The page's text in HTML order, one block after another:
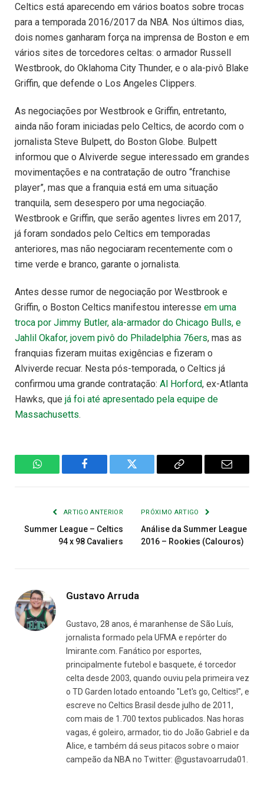
Celtics está aparecendo em vários boatos sobre trocas
para a temporada 2016/2017 da NBA. Nos últimos dias,
dois nomes ganharam força na imprensa de Boston e em
vários sites de torcedores celtas: o armador Russell
Westbrook, do Oklahoma City Thunder, e o ala-pivô Blake
Griffin, que defende o Los Angeles Clippers.
As negociações por Westbrook e Griffin, entretanto,
ainda não foram iniciadas pelo Celtics, de acordo com o
jornalista Steve Bulpett, do Boston Globe. Bulpett
informou que o Alviverde segue interessado em grandes
movimentações e na contratação de outro “franchise
player”, mas que a franquia está em uma situação
tranquila, sem desespero por uma negociação.
Westbrook e Griffin, que serão agentes livres em 2017,
já foram sondados pelo Celtics em temporadas
anteriores, mas não negociaram recentemente com o
time verde e branco, garante o jornalista.
Antes desse rumor de negociação por Westbrook e
Griffin, o Boston Celtics manifestou interesse em uma
troca por Jimmy Butler, ala-armador do Chicago Bulls, e
Jahlil Okafor, jovem pivô do Philadelphia 76ers, mas as
franquias fizeram muitas exigências e fizeram o
Alviverde recuar. Nesta pós-temporada, o Celtics já
confirmou uma grande contratação: Al Horford, ex-Atlanta
Hawks, que já foi até apresentado pela equipe de
Massachusetts.
WhatsAppFacebook Twitter
Copiar
E-
ARTIGO ANTERIOR
Summer League – Celtics
94 x 98 Cavaliers
PRÓXIMO ARTIGO
Análise da Summer League
2016 – Rookies (Calouros)
Gustavo Arruda
Gustavo, 28 anos, é maranhense de São Luís,
jornalista formado pela UFMA e repórter do
Imirante.com. Fanático por esportes,
principalmente futebol e basquete, é torcedor
celta desde 2003, quando ouviu pela primeira vez
o TD Garden lotado entoando "Let's go, Celtics!", e
escreve no Celtics Brasil desde julho de 2011,
com mais de 1.700 textos publicados. Nas horas
vagas, é goleiro, armador, tio do João Gabriel e da
Alice, e também dá seus pitacos sobre o maior
campeão da NBA no Twitter: @gustavoarruda01.